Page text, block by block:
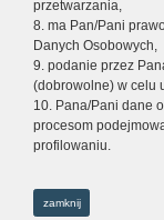
przetwarzania,
8. ma Pan/Pani
Danych Osobowych,
9. podanie przez
(dobrowolne) w celu
10. Pana/Pani dane
procesom
profilowaniu.
zamknij